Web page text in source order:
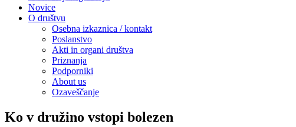
Novice
O društvu
Osebna izkaznica / kontakt
Poslanstvo
Akti in organi društva
Priznanja
Podporniki
About us
Ozaveščanje
Ko v družino vstopi bolezen